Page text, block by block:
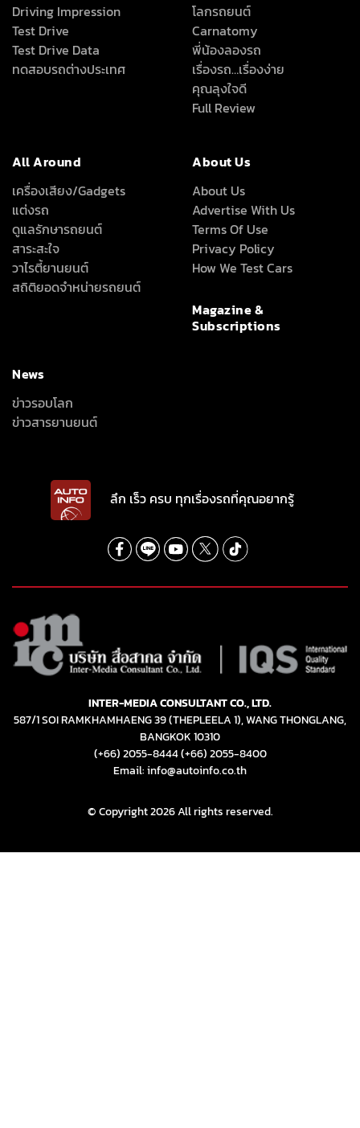
Driving Impression
Test Drive
Test Drive Data
ทดสอบรถต่างประเทศ
โลกรถยนต์
Carnatomy
พี่น้องลองรถ
เรื่องรถ…เรื่องง่าย
คุณลุงใจดี
Full Review
All Around
เครื่องเสียง/Gadgets
แต่งรถ
ดูแลรักษารถยนต์
สาระสะใจ
วาไรตี้ยานยนต์
สถิติยอดจำหน่ายรถยนต์
About Us
About Us
Advertise With Us
Terms Of Use
Privacy Policy
How We Test Cars
Magazine &
Subscriptions
News
ข่าวรอบโลก
ข่าวสารยานยนต์
ลึก เร็ว ครบ ทุกเรื่องรถที่คุณอยากรู้
INTER-MEDIA CONSULTANT CO., LTD.
587/1 SOI RAMKHAMHAENG 39 (THEPLEELA 1), WANG THONGLANG,
BANGKOK 10310
(+66) 2055-8444(+66) 2055-8400
Email: info@autoinfo.co.th
© Copyright 2026 All rights reserved.